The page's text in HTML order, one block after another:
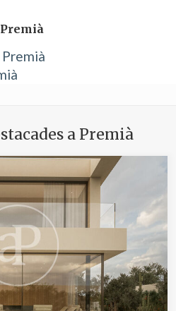
a Premià
Sempre activades
pròpies per recopilar
millorar els nostres serveis.
l'acceptació de la instal·lació
la possibilitat de configurar el
desitja, impedir que siguin
que haurà de tenir en
podrà ocasionar dificultats de